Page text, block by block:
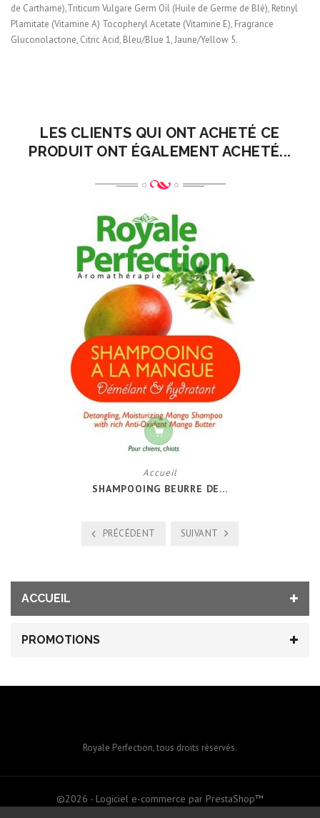
de Carthame),Triticum Vulgare Germ Oil (Huile de Germe de Blé), Retinyl
Plamitate (Vitamine A) Tocopheryl Acetate (Vitamine E), Fragrance
Gluconolactone, Citric Acid, Bleu/Blue 1, Jaune/Yellow 5.
LES CLIENTS QUI ONT ACHETÉ CE
PRODUIT ONT ÉGALEMENT ACHETÉ...
Accueil
SHAMPOOING BEURRE DE...
PRÉCÉDENT SUIVANT
ACCUEIL
PROMOTIONS
Royale Perfection, tous droits réservés.
©2026 - Logiciel e-commerce par PrestaShop™